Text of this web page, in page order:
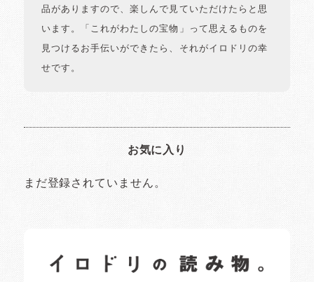
品がありますので、楽しんで見ていただけたらと思
います。「これがわたしの宝物」って思えるものを
見つけるお手伝いができたら、それがイロドリの幸
せです。
お気に入り
まだ登録されていません。
日常の様子など随時更新中です。